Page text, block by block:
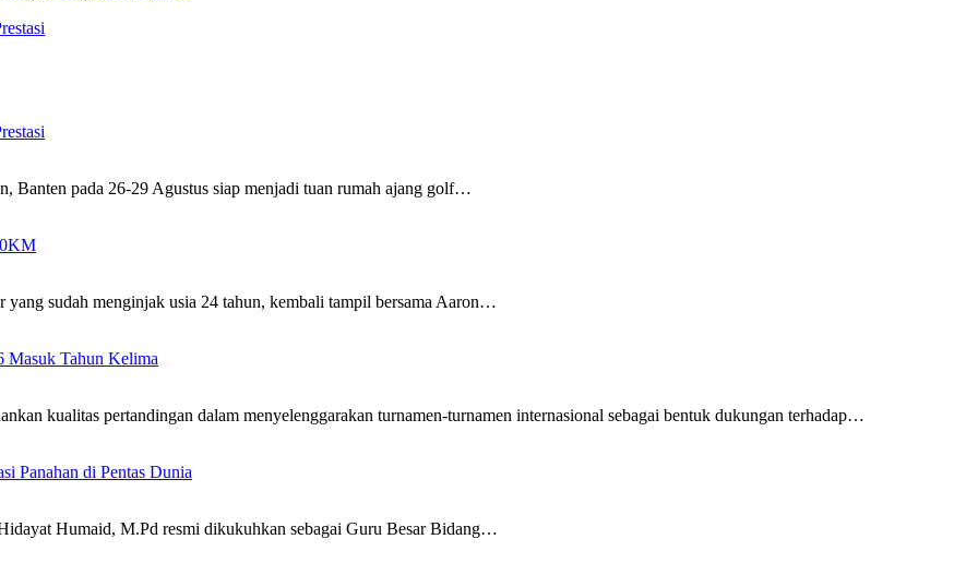
Banten pada 26-29 Agustus siap menjadi tuan rumah ajang golf…
sudah menginjak usia 24 tahun, kembali tampil bersama Aaron…
Masuk Tahun Kelima
kualitas pertandingan dalam menyelenggarakan turnamen-turnamen internasional sebagai bentuk dukungan terhadap…
Panahan di Pentas Dunia
Humaid, M.Pd resmi dikukuhkan sebagai Guru Besar Bidang…